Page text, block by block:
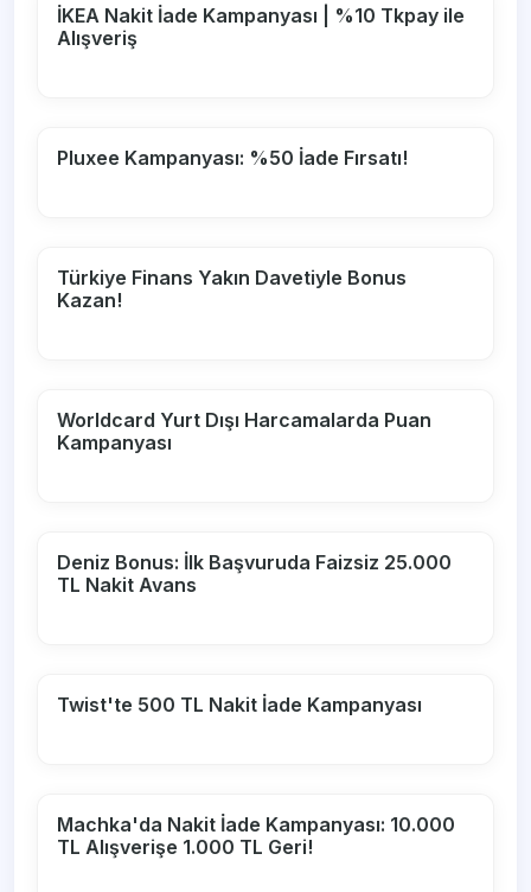
İKEA Nakit İade Kampanyası | %10 Tkpay ile
Alışveriş
Pluxee Kampanyası: %50 İade Fırsatı!
Türkiye Finans Yakın Davetiyle Bonus
Kazan!
Worldcard Yurt Dışı Harcamalarda Puan
Kampanyası
Deniz Bonus: İlk Başvuruda Faizsiz 25.000
TL Nakit Avans
Twist'te 500 TL Nakit İade Kampanyası
Machka'da Nakit İade Kampanyası: 10.000
TL Alışverişe 1.000 TL Geri!